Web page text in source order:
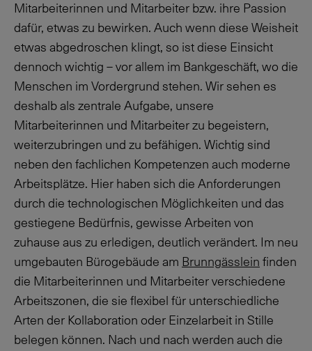
Mitarbeiterinnen und Mitarbeiter bzw. ihre Passion
dafür, etwas zu bewirken. Auch wenn diese Weisheit
etwas abgedroschen klingt, so ist diese Einsicht
dennoch wichtig – vor allem im Bankgeschäft, wo die
Menschen im Vordergrund stehen. Wir sehen es
deshalb als zentrale Aufgabe, unsere
Mitarbeiterinnen und Mitarbeiter zu begeistern,
weiterzubringen und zu befähigen. Wichtig sind
neben den fachlichen Kompetenzen auch moderne
Arbeitsplätze. Hier haben sich die Anforderungen
durch die technologischen Möglichkeiten und das
gestiegene Bedürfnis, gewisse Arbeiten von
zuhause aus zu erledigen, deutlich verändert. Im neu
umgebauten Bürogebäude am Brunngässlein finden
die Mitarbeiterinnen und Mitarbeiter verschiedene
Arbeitszonen, die sie flexibel für unterschiedliche
Arten der Kollaboration oder Einzelarbeit in Stille
belegen können. Nach und nach werden auch die